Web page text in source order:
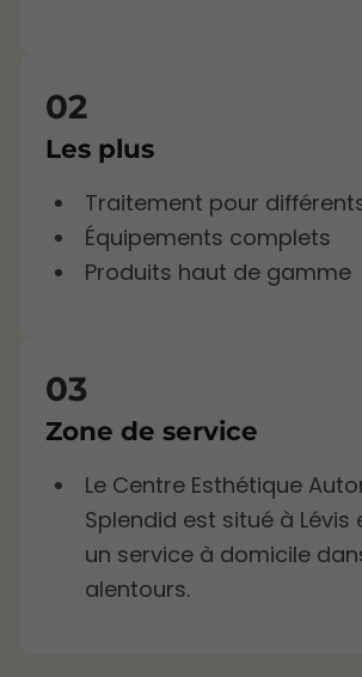
Les plus
Traitement pour
Équipements complets
Produits haut de gamme
Zone de service
Le Centre Esthétique
Splendid est situé à
un service à domicile
alentours.